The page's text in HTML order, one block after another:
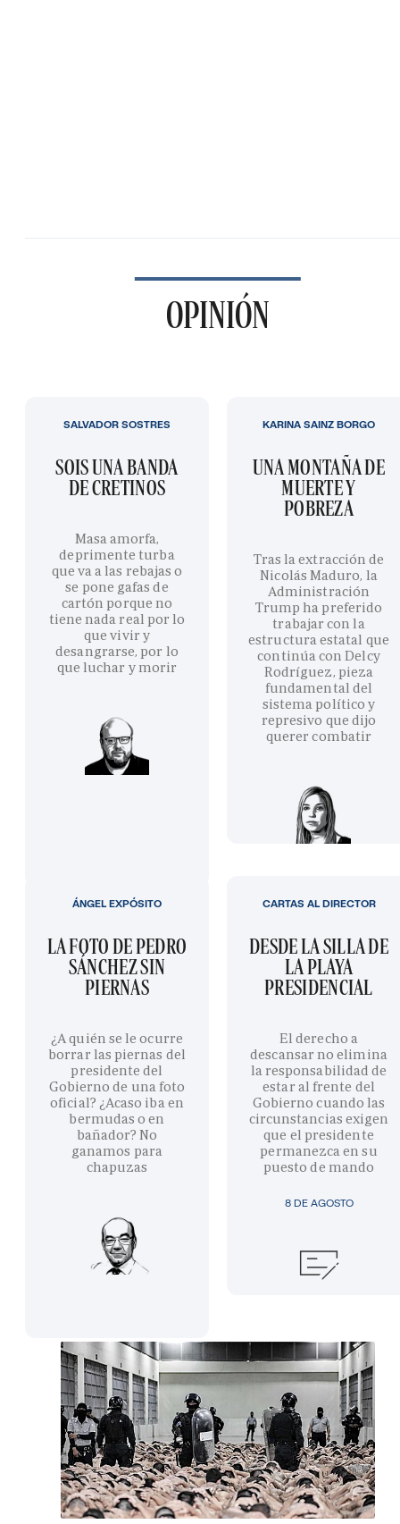
OPINIÓN
SOIS UNA BANDA
DE CRETINOS
Masa amorfa,
deprimente turba
que va a las rebajas o
se pone gafas de
cartón porque no
tiene nada real por lo
que vivir y
desangrarse, por lo
que luchar y morir
SALVADOR SOSTRES
UNA MONTAÑA DE
MUERTE Y
POBREZA
Tras la extracción de
Nicolás Maduro, la
Administración
Trump ha preferido
trabajar con la
estructura estatal que
continúa con Delcy
Rodríguez, pieza
fundamental del
sistema político y
represivo que dijo
querer combatir
KARINA SAINZ BORGO
LA FOTO DE PEDRO
SÁNCHEZ SIN
PIERNAS
¿A quién se le ocurre
borrar las piernas del
presidente del
Gobierno de una foto
oficial? ¿Acaso iba en
bermudas o en
bañador? No
ganamos para
chapuzas
ÁNGEL EXPÓSITO
8 DE AGOSTO
DESDE LA SILLA DE
LA PLAYA
PRESIDENCIAL
El derecho a
descansar no elimina
la responsabilidad de
estar al frente del
Gobierno cuando las
circunstancias exigen
que el presidente
permanezca en su
puesto de mando
CARTAS AL DIRECTOR